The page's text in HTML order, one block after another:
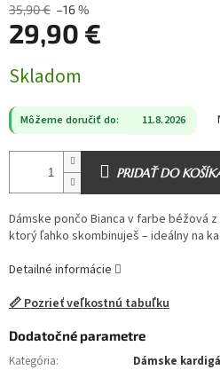
35,90 € –16 %
29,90 €
cena:
Skladom
Môžeme doručiť do: 11.8.2026
PRIDAŤ DO
Dámske pončo Bianca v farbe béžová
ktorý ľahko skombinuješ – ideálny na
Detailné informácie
📏 Pozrieť veľkostnú tabuľku
Dodatočné parametre
Kategória:
Dámske